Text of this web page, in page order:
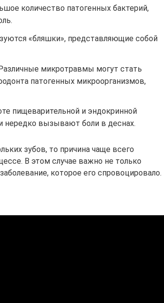
количество патогенных бактерий,
«бляшки», представляющие собой
микротравмы могут стать
патогенных микроорганизмов,
пищеварительной и эндокринной
нередко вызывают боли в деснах.
зубов, то причина чаще всего
В этом случае важно не только
которое его спровоцировало.